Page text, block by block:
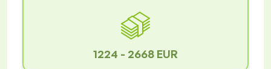
1224 - 2668 EUR